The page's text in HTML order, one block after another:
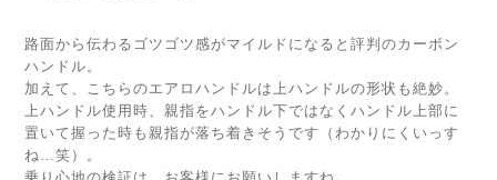
路面から伝わるゴツゴツ感がマイルドになると評判のカーボン
ハンドル。
加えて、こちらのエアロハンドルは上ハンドルの形状も絶妙。
上ハンドル使用時、親指をハンドル下ではなくハンドル上部に
置いて握った時も親指が落ち着きそうです（わかりにくいっす
ね…笑）。